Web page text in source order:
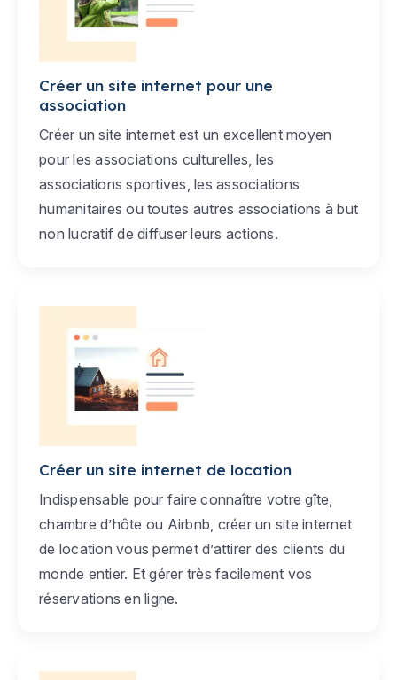
Créer un site internet pour une
association
Créer un site internet est un excellent moyen
pour les associations culturelles, les
associations sportives, les associations
humanitaires ou toutes autres associations à but
non lucratif de diffuser leurs actions.
Créer un site internet de location
Indispensable pour faire connaître votre gîte,
chambre d’hôte ou Airbnb, créer un site internet
de location vous permet d’attirer des clients du
monde entier. Et gérer très facilement vos
réservations en ligne.